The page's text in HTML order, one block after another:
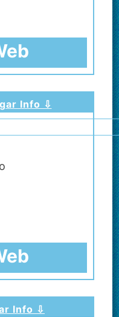
Info ⇩
Info ⇩